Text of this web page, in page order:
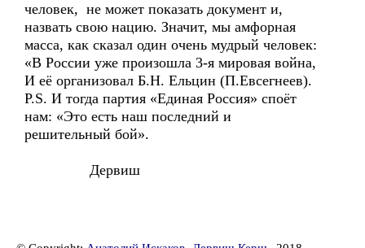
человек, не может показать документ и,
назвать свою нацию. Значит, мы амфорная
масса, как сказал один очень мудрый человек:
«В России уже произошла 3-я мировая война,
И её организовал Б.Н. Ельцин (П.Евсегнеев).
P.S. И тогда партия «Единая Россия» споёт
нам: «Это есть наш последний и
решительный бой».
Дервиш